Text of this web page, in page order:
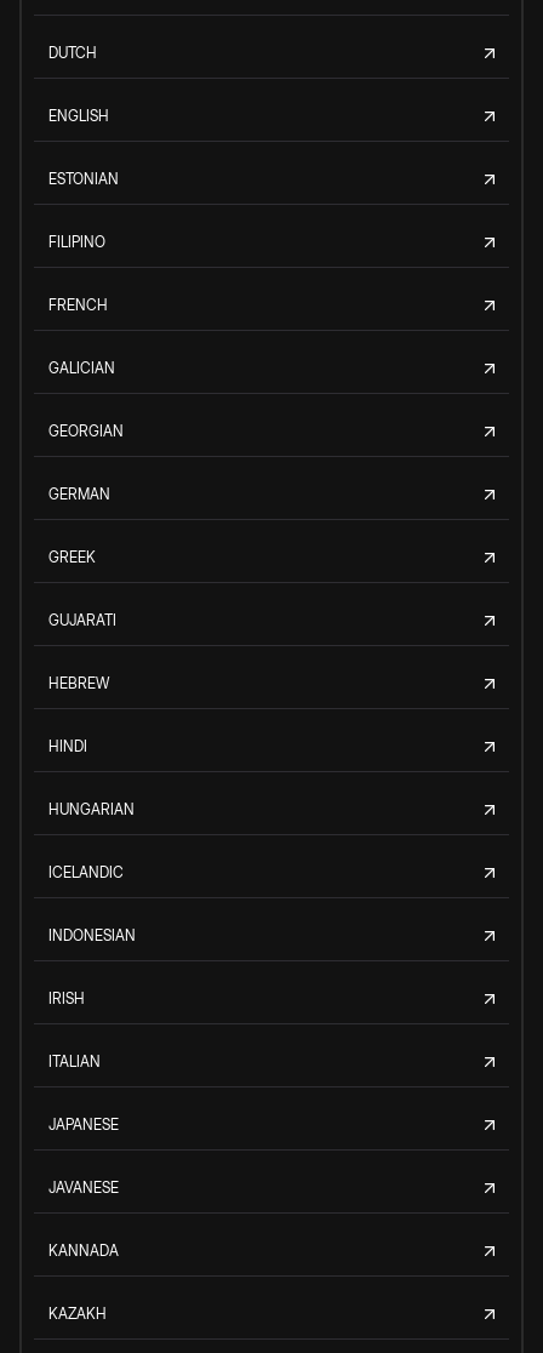
DUTCH
ENGLISH
ESTONIAN
FILIPINO
FRENCH
GALICIAN
GEORGIAN
GERMAN
GREEK
GUJARATI
HEBREW
HINDI
HUNGARIAN
ICELANDIC
INDONESIAN
IRISH
ITALIAN
JAPANESE
JAVANESE
KANNADA
KAZAKH